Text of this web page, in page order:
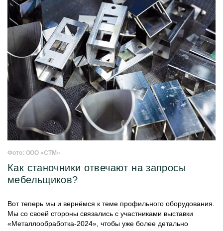
Фото: ООО «СТМ»
Как станочники отвечают на запросы
мебельщиков?
Вот теперь мы и вернёмся к теме профильного оборудования.
Мы со своей стороны связались с участниками выставки
«Металлообработка-2024», чтобы уже более детально